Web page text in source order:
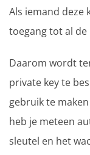
Als iemand deze
toegang tot al
Daarom wordt
private key te
gebruik te
heb je meteen
sleutel en het